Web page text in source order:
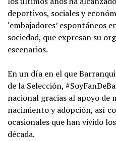
deportivos, sociales y
‘embajadores’ espontáneos
sociedad, que expresan su
escenarios.
En un día en el que
de la Selección,
nacional gracias al apoyo de
nacimiento y adopción, así
ocasionales que han vivido
década.